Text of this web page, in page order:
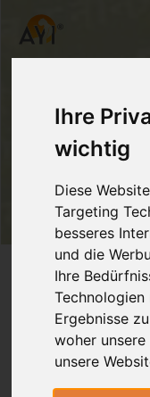
Ihre
wichtig
Diese
Targeting
besseres
und die
Ihre
Ergebnisse
woher
unsere